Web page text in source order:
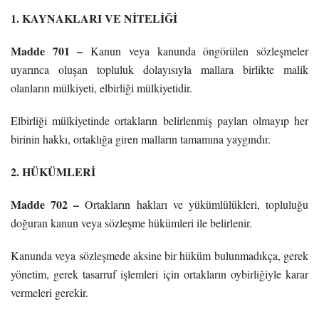
1. KAYNAKLARI VE NİTELİĞİ
Madde 701 – Kanun veya kanunda öngörülen sözleşmeler
uyarınca oluşan topluluk dolayısıyla mallara birlikte malik
olanların mülkiyeti, elbirliği mülkiyetidir.
Elbirliği mülkiyetinde ortakların belirlenmiş payları olmayıp her
birinin hakkı, ortaklığa giren malların tamamına yaygındır.
2. HÜKÜMLERİ
Madde 702 –Ortakların hakları ve yükümlülükleri, topluluğu
doğuran kanun veya sözleşme hükümleri ile belirlenir.
Kanunda veya sözleşmede aksine bir hüküm bulunmadıkça, gerek
yönetim, gerek tasarruf işlemleri için ortakların oybirliğiyle karar
vermeleri gerekir.